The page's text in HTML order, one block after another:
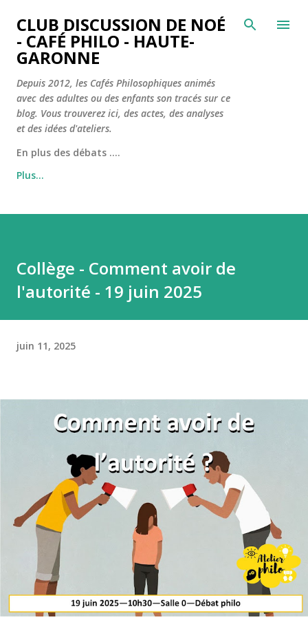
Accéder au contenu principal
CLUB DISCUSSION DE NOÉ
- CAFÉ PHILO - HAUTE-
GARONNE
Depuis 2012, les Cafés Philosophiques animés
avec des adultes ou des enfants son tracés sur ce
blog. Vous trouverez ici, des actes, des analyses
et des idées d'ateliers.
En plus des débats ....
Plus…
Collège - Comment avoir de
l'autorité - 19 juin 2025
juin 11, 2025